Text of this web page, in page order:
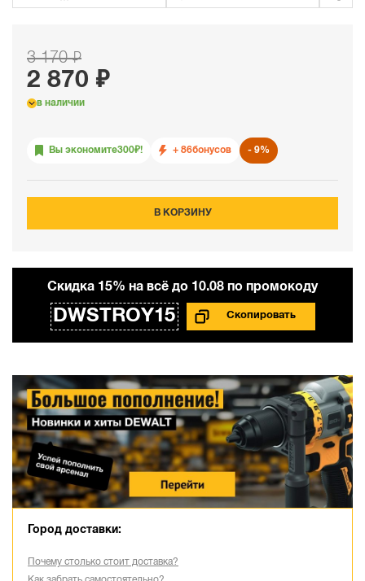
3 170 ₽
2 870 ₽
в наличии
Вы экономите300₽! + 86бонусов 9%
В КОРЗИНУ
Cкидка 15% на всё до 10.08 по промокоду
DWSTROY15
Город доставки:
Почему столько стоит доставка?